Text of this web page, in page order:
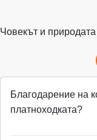
Човекът и природата
Благодарение на
платноходката?